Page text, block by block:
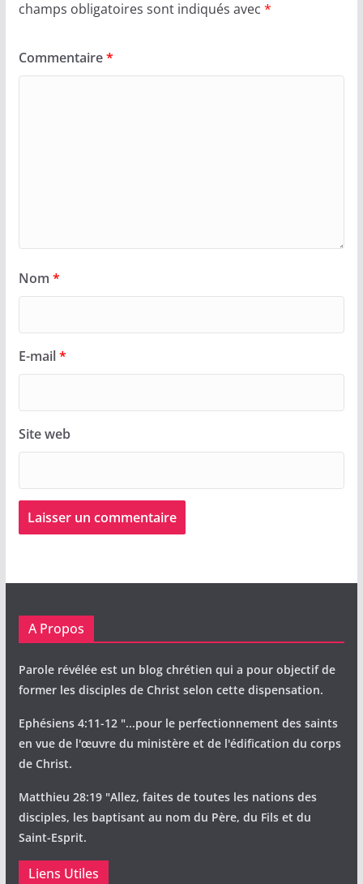
champs obligatoires sont indiqués avec *
Commentaire*
Nom *
E-mail*
Site web
A Propos
Parole révélée est un blog chrétien qui a pour objectif de
former les disciples de Christ selon cette dispensation.
Ephésiens 4:11-12 "...pour le perfectionnement des saints
en vue de l'œuvre du ministère et de l'édification du corps
de Christ.
Matthieu 28:19 "Allez, faites de toutes les nations des
disciples, les baptisant au nom du Père, du Fils et du
Saint-Esprit.
Liens Utiles